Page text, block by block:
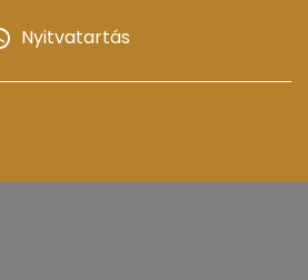
Nyitvatartás